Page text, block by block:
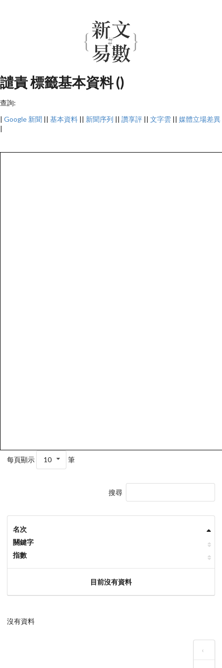
譴責 標籤基本資料 ()
查詢:
| Google 新聞 || 基本資料 || 新聞序列 || 讚享評 || 文字雲 || 媒體立場差異
|
每頁顯示 10 筆
搜尋
名次
關鍵字
指數
目前沒有資料
沒有資料
‹